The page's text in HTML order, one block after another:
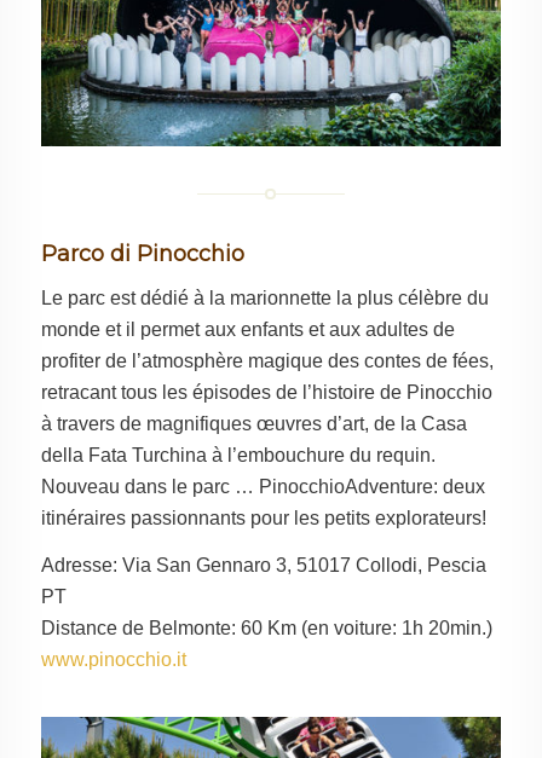
Parco di Pinocchio
Le parc est dédié à la marionnette la plus célèbre du
monde et il permet aux enfants et aux adultes de
profiter de l’atmosphère magique des contes de fées,
retracant tous les épisodes de l’histoire de Pinocchio
à travers de magnifiques œuvres d’art, de la Casa
della Fata Turchina à l’embouchure du requin.
Nouveau dans le parc … PinocchioAdventure: deux
itinéraires passionnants pour les petits explorateurs!
Adresse: Via San Gennaro 3, 51017 Collodi, Pescia
PT
Distance de Belmonte: 60 Km (en voiture: 1h 20min.)
www.pinocchio.it